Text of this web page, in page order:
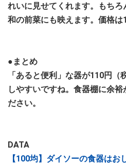
れいに見せてくれます。もち
和の前菜にも映えます。価格は
●まとめ
「あると便利」な器が110円（
しやすいですね。食器棚に余
ださい。
DATA
【100均】ダイソーの食器はお